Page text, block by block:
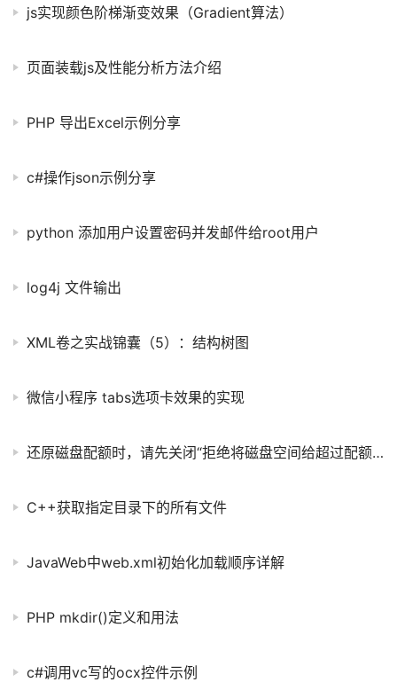
js实现颜色阶梯渐变效果（Gradient算法）
页面装载js及性能分析方法介绍
PHP 导出Excel示例分享
c#操作json示例分享
python 添加用户设置密码并发邮件给root用户
log4j 文件输出
XML卷之实战锦囊（5）：结构树图
微信小程序 tabs选项卡效果的实现
还原磁盘配额时，请先关闭“拒绝将磁盘空间给超过配额限制的用户”
C++获取指定目录下的所有文件
JavaWeb中web.xml初始化加载顺序详解
PHP mkdir()定义和用法
c#调用vc写的ocx控件示例